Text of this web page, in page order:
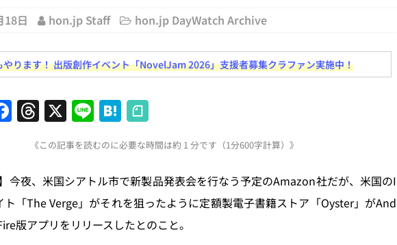
[ 2026年8月2日 ] EUが生成AIコンテンツの識別表示を義務化など 日刊出版ニュースまとめ 2026.08.02
[ 2026年8月1日 ] 文科省、プログラミング教育にAI活用方針など 日刊出版ニュースまとめ 2026.08.01
[ 2026年7月31日 ] HON.jp News Blogに拡張検索生成（RAG）で回答を返すチャットボットを設置など
[ 2026年8月8日 ] すべてプロの翻訳・集英社「MANGA MILLION」など 日刊出版ニュースまとめ
2026.08.08
日刊出版ニュースまとめ
[ 2026年8月7日 ] 週刊少年ジャンプの発行部数が100万部割れなど 日刊出版ニュースまとめ 2026.08.07
18日 hon.jp Staff hon.jp DayWatch Archive
やります！ 出版創作イベント「NovelJam 2026」支援者募集クラファン実施中！
F
e
b
o
T
re
a
d
s
X Li
n
e
H
at
e
n
a
《この記事を読むのに必要な時間は約 1 分です（1分600字計算）》
】今夜、米国シアトル市で新製品発表会を行なう予定のAmazon社だが、米国のI
ト「The Verge」がそれを狙ったように定額製電子書籍ストア「Oyster」がAnd
版アプリをリリースしたとのこと。